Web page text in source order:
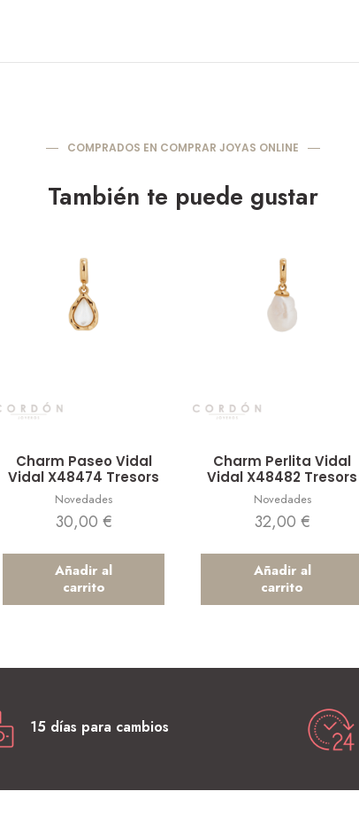
COMPRADOS EN COMPRAR JOYAS ONLINE
También te puede gustar
Charm Paseo Vidal
Vidal X48474 Tresors
Novedades
30,00 €
Añadir al
carrito
Charm Perlita Vidal
Vidal X48482 Tresors
Novedades
32,00 €
Añadir al
carrito
15 días para cambios